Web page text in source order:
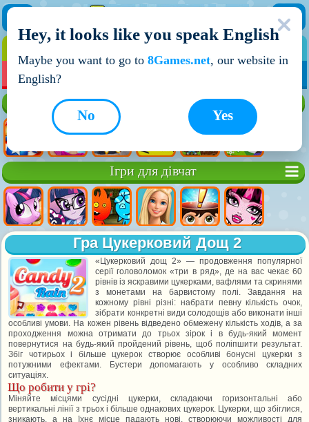
НОВІ ІГРИ
Ігри для дівчат
Гра Цукерковий Дощ 2
«Цукерковий дощ 2» — продовження популярної
серії головоломок «три в ряд», де на вас чекає 60
рівнів із яскравими цукерками, вафлями та скринями
з монетами на барвистому полі. Завдання на
кожному рівні різні: набрати певну кількість очок,
зібрати конкретні види солодощів або виконати інші
особливі умови. На кожен рівень відведено обмежену кількість ходів, а за
проходження можна отримати до трьох зірок і в будь-який момент
повернутися на будь-який пройдений рівень, щоб поліпшити результат.
Збіг чотирьох і більше цукерок створює особливі бонусні цукерки з
потужними ефектами. Бустери допомагають у особливо складних
ситуаціях.
Що робити у грі?
Міняйте місцями сусідні цукерки, складаючи горизонтальні або
вертикальні лінії з трьох і більше однакових цукерок. Цукерки, що збіглися,
зникають, а на їхнє місце падають нові, створюючи можливості для
Hey, it looks like you speak English
Maybe you want to go to 8Games.net, our website in
English?
Yes
No